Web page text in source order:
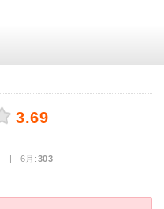
3.69
| 6月:303